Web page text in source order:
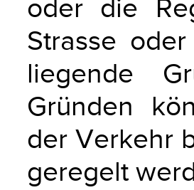
oder die
Strasse
liegende
Gründen
der Verkehr
geregelt